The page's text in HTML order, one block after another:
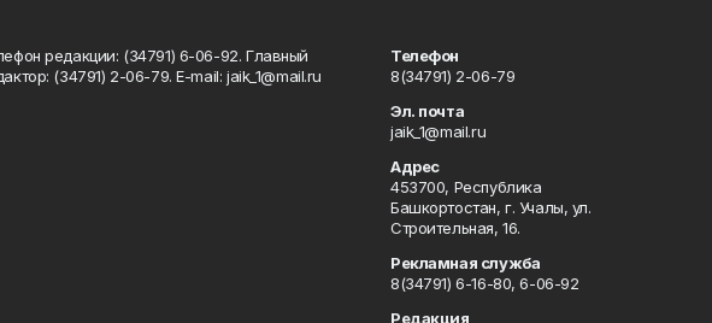
редакции: (34791) 6-06-92. Главный
(34791) 2-06-79. Е-mаil: jaik_1@mail.ru
Телефон
8(34791) 2-06-79
Эл. почта
jaik_1@mail.ru
Адрес
453700, Республика
Башкортостан, г. Учалы, ул.
Строительная, 16.
Рекламная служба
8(34791) 6-16-80, 6-06-92
Редакция